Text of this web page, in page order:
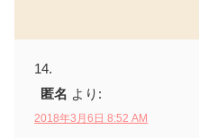
匿名 より:
2018年3月6日 8:52 AM